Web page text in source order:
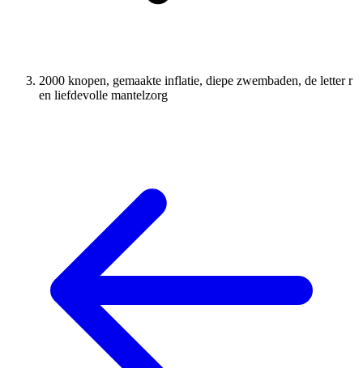
2000 knopen, gemaakte inflatie, diepe zwembaden, de letter r
en liefdevolle mantelzorg